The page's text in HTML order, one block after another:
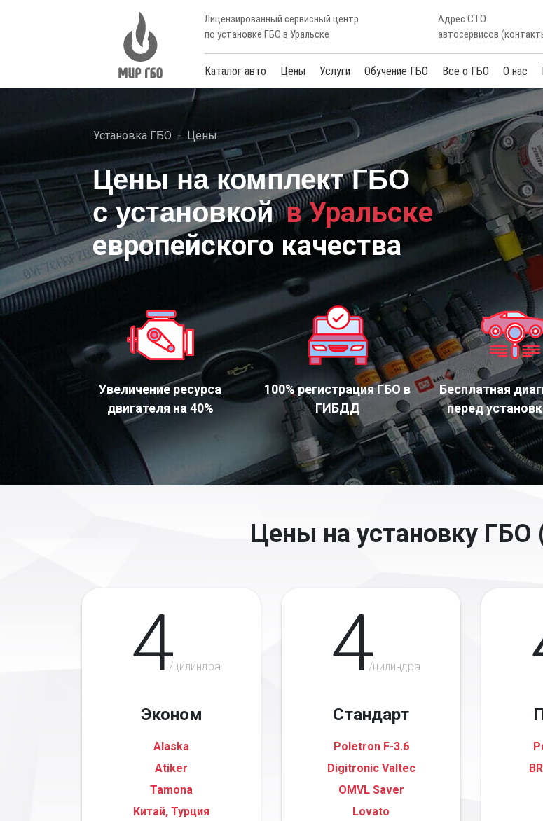
Лицензированный сервисный центр
по установке ГБО в Уральске
Адрес СТО
автосервисов
Каталог авто Цены Услуги Обучение ГБО Все о ГБО О нас
Установка ГБО Цены
Цены на комплект ГБО
с установкой в Уральске
европейского качества
Увеличение ресурса
двигателя на 40%
100% регистрация ГБО в
ГИБДД
Бесплатная
перед
Цены на установку ГБО
4/цилиндра
Эконом
Alaska
Atiker
Tamona
Китай, Турция
4/цилиндра
Стандарт
Poletron F-3.6
Digitronic Valtec
OMVL Saver
Lovato